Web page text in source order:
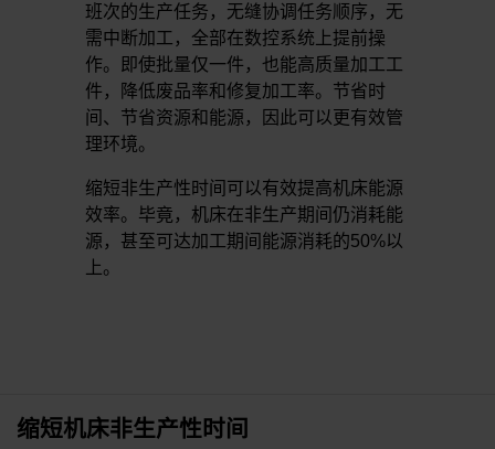
班次的生产任务，无缝协调任务顺序，无
需中断加工，全部在数控系统上提前操
作。即使批量仅一件，也能高质量加工工
件，降低废品率和修复加工率。节省时
间、节省资源和能源，因此可以更有效管
理环境。
缩短非生产性时间可以有效提高机床能源
效率。毕竟，机床在非生产期间仍消耗能
源，甚至可达加工期间能源消耗的50%以
上。
缩短机床非生产性时间